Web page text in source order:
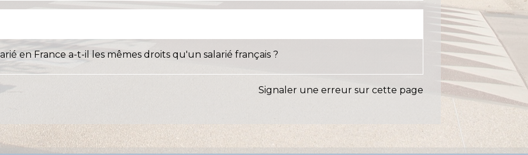
en France a-t-il les mêmes droits qu'un salarié français ?
Signaler une erreur sur cette page